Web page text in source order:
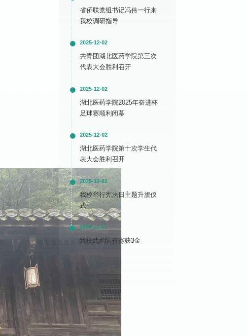
省侨联党组书记冯伟一行来
我校调研指导
2025-12-02
共青团湖北医药学院第三次
代表大会胜利召开
2025-12-02
湖北医药学院2025年奋进杯
足球赛顺利闭幕
2025-12-02
湖北医药学院第十次学生代
表大会胜利召开
2025-12-02
我校举行宪法日主题升旗仪
式
2025-12-01
我校武术队省赛获3金